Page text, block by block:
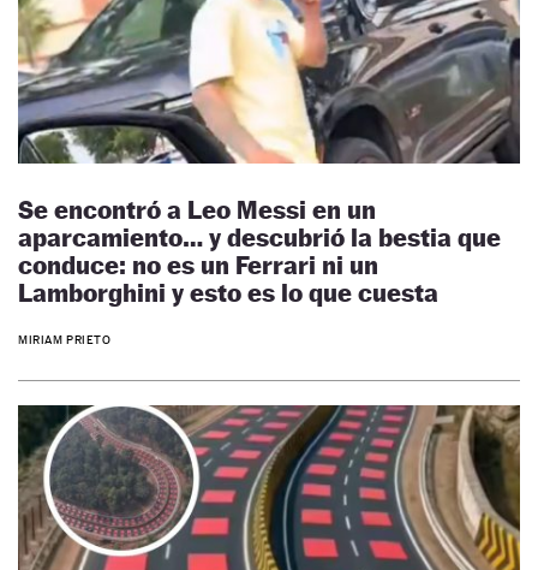
Se encontró a Leo Messi en un
aparcamiento… y descubrió la bestia que
conduce: no es un Ferrari ni un
Lamborghini y esto es lo que cuesta
MIRIAM PRIETO